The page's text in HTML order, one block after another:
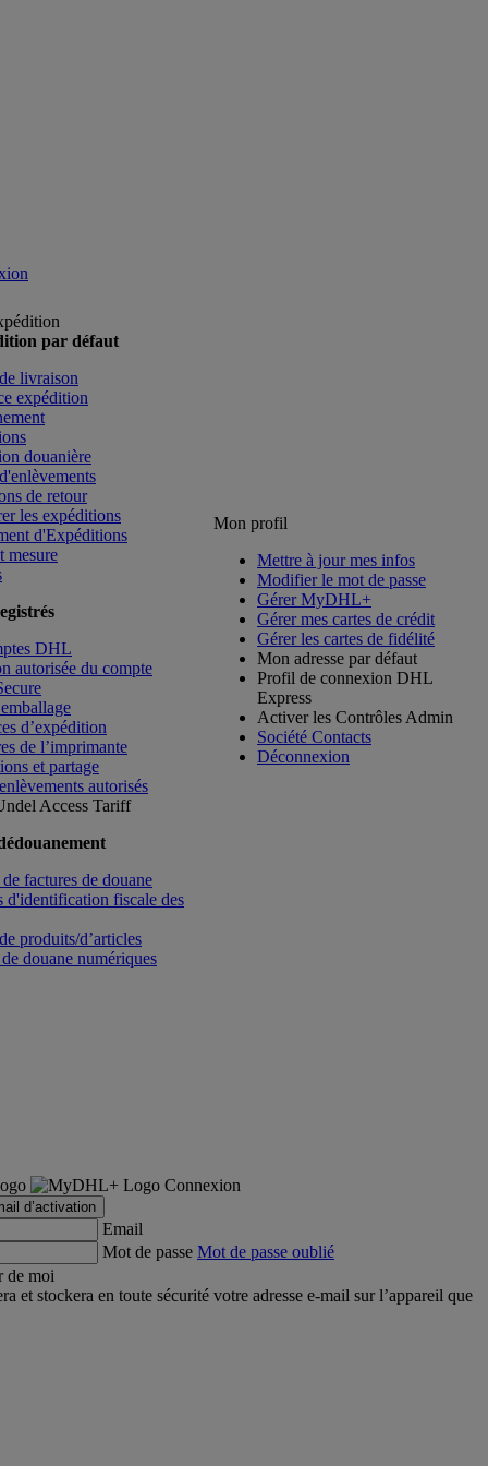
par défaut
livraison
expédition
douanière
de retour
les expéditions
d'Expéditions
mesure
DHL
autorisée du compte
d’expédition
de l’imprimante
et partage
autorisés
Access Tariff
factures de douane
d'identification fiscale des
produits/d’articles
douane numériques
Mon profil
Mettre à jour mes infos
Modifier le mot de passe
Gérer MyDHL+
Gérer mes cartes de crédit
Gérer les cartes de fidélité
Mon adresse par défaut
Profil de connexion DHL
Express
Activer les Contrôles Admin
Société Contacts
Déconnexion
Connexion
d’activation
Email
Mot de passe Mot de passe oublié
de moi
et stockera en toute sécurité votre adresse e-mail sur l’appareil que